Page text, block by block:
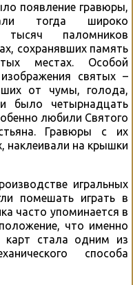
появление гравюры,
тогда широко
тысяч паломников
сохранявших память
местах. Особой
святых –
от чумы, голода,
было четырнадцать
любили Святого
Гравюры с их
наклеивали на крышки
игральных
помешать играть в
часто упоминается в
что именно
карт стала одним из
способа